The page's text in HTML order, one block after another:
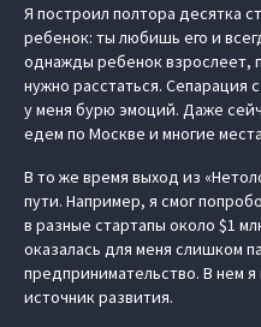
Я построил полтора десятка
ребенок: ты любишь его и
однажды ребенок взрослеет,
нужно расстаться. Сепарация
у меня бурю эмоций. Даже
едем по Москве и многие
В то же время выход из
пути. Например, я смог
в разные стартапы около $1
оказалась для меня слишком
предпринимательство. В нем
источник развития.